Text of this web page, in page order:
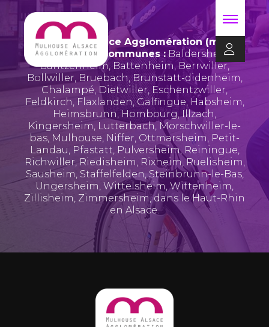
Mulhouse Alsace Agglomération (m2A)
regroupe 39 communes : Baldersheim,
Bantzenheim, Battenheim, Berrwiller,
Bollwiller, Bruebach,Brunstatt-didenheim,
Chalampé, Dietwiller, Eschentzwiller,
Feldkirch, Flaxlanden,Galfingue, Habsheim,
Heimsbrunn, Hombourg,Illzach,
Kingersheim, Lutterbach, Morschwiller-le-
bas, Mulhouse, Niffer, Ottmarsheim, Petit-
Landau, Pfastatt, Pulversheim, Reiningue,
Richwiller, Riedisheim, Rixheim,Ruelisheim,
Sausheim, Staffelfelden, Steinbrunn-le-Bas,
Ungersheim, Wittelsheim,Wittenheim,
Zillisheim, Zimmersheim, dans le Haut-Rhin
en Alsace.